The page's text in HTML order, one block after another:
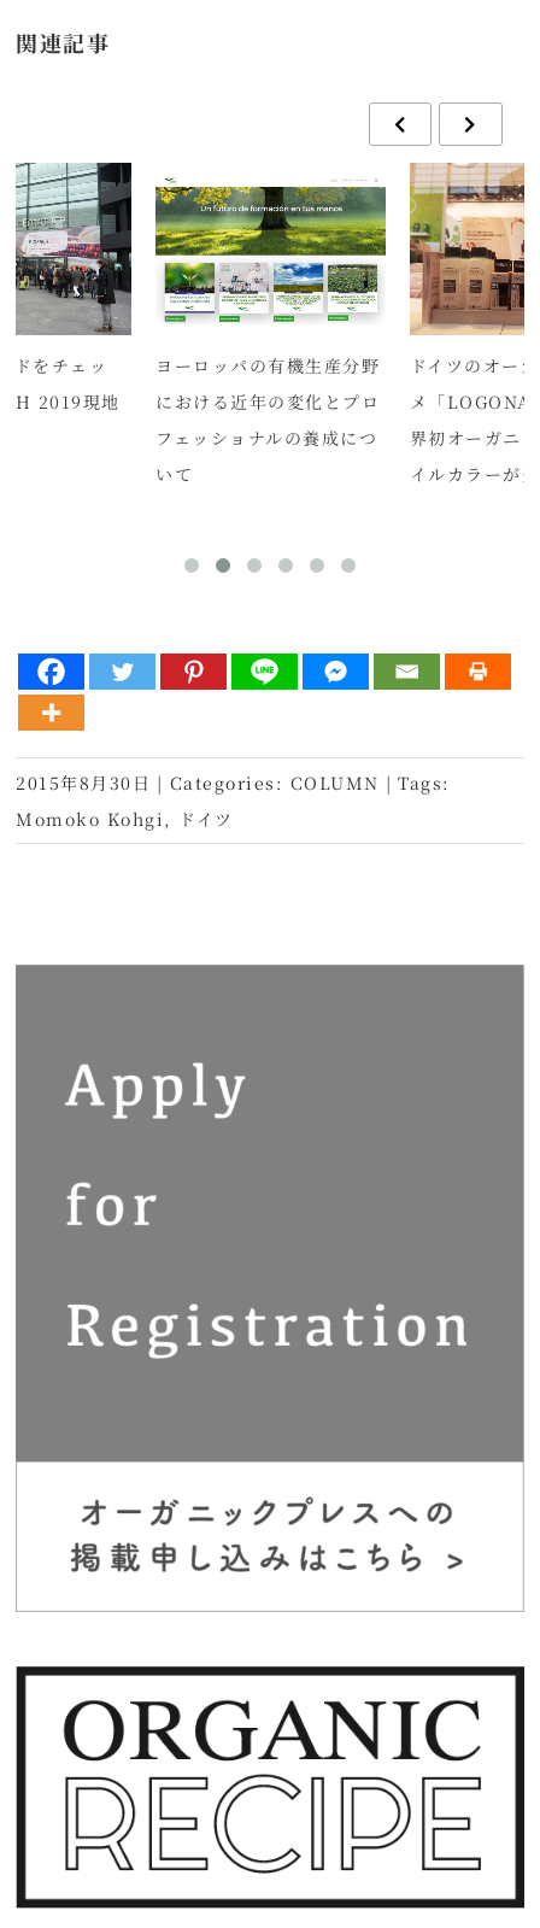
関連記事
ドをチェッ
2019現地
ヨーロッパの有機生産分野
における近年の変化とプロ
フェッショナルの養成につ
いて
ドイツのオー
メ「LOGONA
界初オーガニ
イルカラーが
2015年8月30日 | Categories: COLUMN | Tags:
Momoko Kohgi , ドイツ